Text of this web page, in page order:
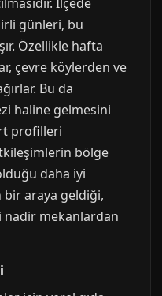
günleri, bu
Özellikle hafta
çevre köylerden ve
Bu da
haline gelmesini
profilleri
bölge
daha iyi
bir araya geldiği,
nadir mekanlardan